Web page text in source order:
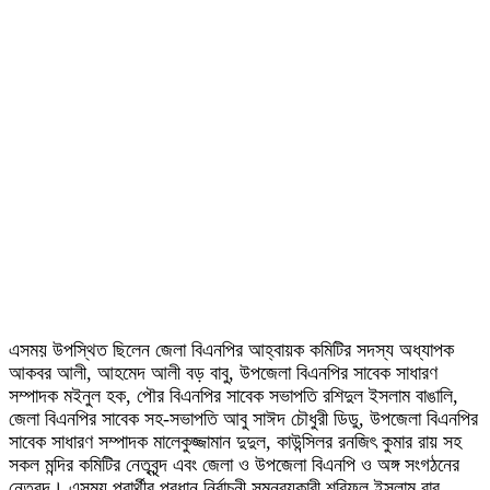
এসময় উপস্থিত ছিলেন জেলা বিএনপির আহ্বায়ক কমিটির সদস্য অধ্যাপক
আকবর আলী, আহমেদ আলী বড় বাবু, উপজেলা বিএনপির সাবেক সাধারণ
সম্পাদক মইনুল হক, পৌর বিএনপির সাবেক সভাপতি রশিদুল ইসলাম বাঙালি,
জেলা বিএনপির সাবেক সহ-সভাপতি আবু সাঈদ চৌধুরী ডিডু, উপজেলা বিএনপির
সাবেক সাধারণ সম্পাদক মালেকুজ্জামান দুদুল, কাউন্সিলর রনজিৎ কুমার রায় সহ
সকল মন্দির কমিটির নেতৃবৃন্দ এবং জেলা ও উপজেলা বিএনপি ও অঙ্গ সংগঠনের